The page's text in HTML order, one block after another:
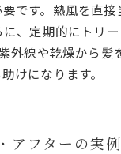
です。熱風を直
、定期的にトリ
外線や乾燥から
けになります。
アフターの実